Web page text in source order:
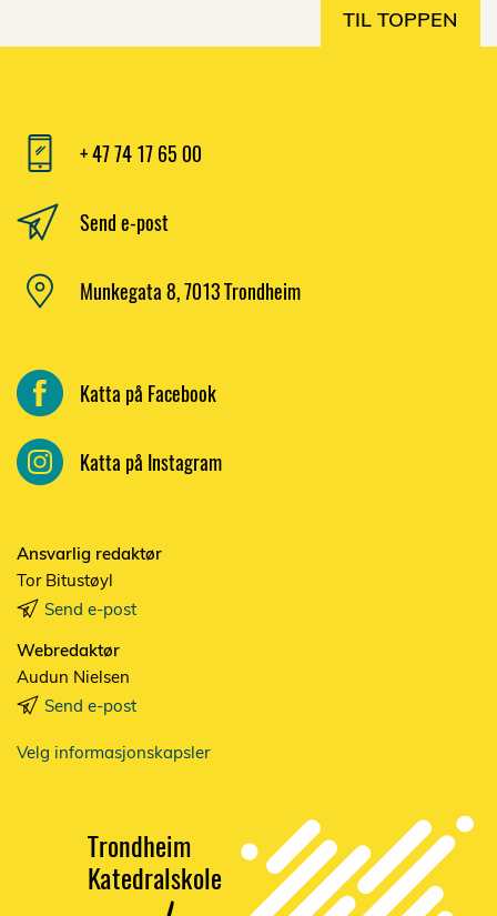
TIL TOPPEN
+ 47 74 17 65 00
Send e-post
Munkegata 8, 7013 Trondheim
Katta på Facebook
Katta på Instagram
Ansvarlig redaktør
Tor Bitustøyl
Send e-post
Webredaktør
Audun Nielsen
Send e-post
Velg informasjonskapsler
Trondheim
Katedralskole